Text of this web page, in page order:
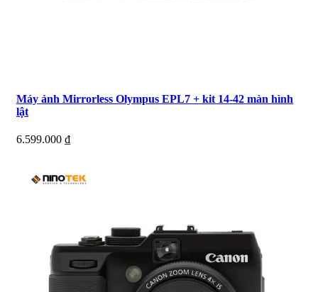
Máy ảnh Mirrorless Olympus EPL7 + kit 14-42 màn hình
lật
6.599.000 ₫